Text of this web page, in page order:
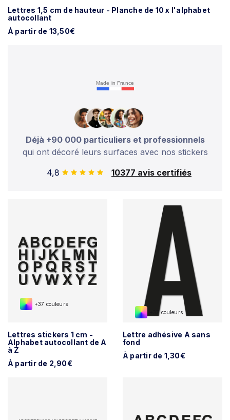
Lettres 1,5 cm de hauteur - Planche de 10 x l'alphabet
autocollant
À partir de 13,50€
Made in France
Déjà +90 000 particuliers et professionnels
qui ont décoré leurs surfaces avec nos stickers
4,8
10377 avis certifiés
+37 couleurs
Lettres stickers 1 cm -
Alphabet autocollant de A
à Z
À partir de 2,90€
+37 couleurs
Lettre adhésive A sans
fond
À partir de 1,30€